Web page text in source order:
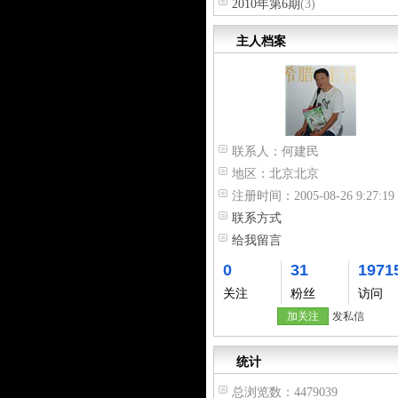
2010年第6期(3)
主人档案
联系人： 何建民
地区： 北京北京
注册时间： 2005-08-26 9:27:19
联系方式
给我留言
0
关注
31
粉丝 访问
加关注 发私信
统计
总浏览数：4479039